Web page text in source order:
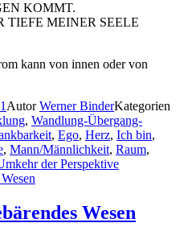
KOMMT.
TIEFE MEINER SEELE
kann von innen oder von
AutorWerner BinderKategorien
, Wandlung-Übergang-
, Ego, Herz, Ich bin,
, Mann/Männlichkeit, Raum,
der Perspektive
Wesen